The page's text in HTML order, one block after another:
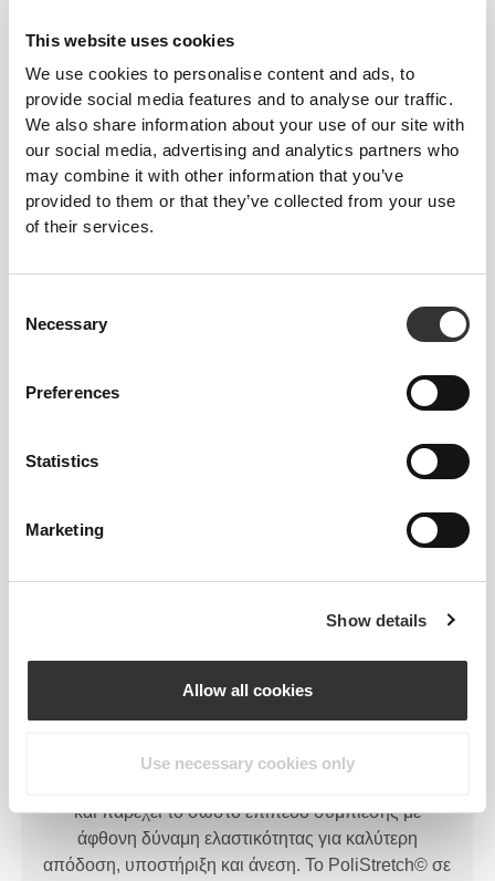
This website uses cookies
We use cookies to personalise content and ads, to
provide social media features and to analyse our traffic.
We also share information about your use of our site with
our social media, advertising and analytics partners who
may combine it with other information that you’ve
provided to them or that they’ve collected from your use
of their services.
Selection
Necessary
Preferences
Statistics
Marketing
Show details
Allow all cookies
Use necessary cookies only
ΣΧΕΔΙΑΣΜΈΝΟ ΜΕ ΤΗΝ
ΤΕΧΝΟΛΟΓΊΑREVOKNIT
πλεξίματος που αναπτύχθηκε από την Prozis και
δεύτερο δέρμα, με βελτιωμένη ελαστικότητα,
ΤΕΧΝΟΛΟΓΊΑ ΙΝΏΝ
PoliStretch© είναι η δική μας, πολύ ευέλικτη,
και παρέχει το σωστό επίπεδο συμπίεσης με
άφθονη δύναμη ελαστικότητας για καλύτερη
απόδοση, υποστήριξη και άνεση. Το PoliStretch© σε